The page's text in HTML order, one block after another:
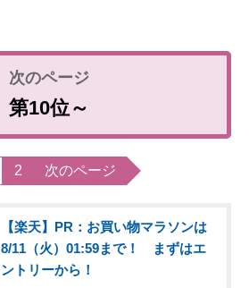
第10位～
2 次のページ
【楽天】PR：お買い物マラソンは
8/11（火）01:59まで！ まずはエ
ントリーから！